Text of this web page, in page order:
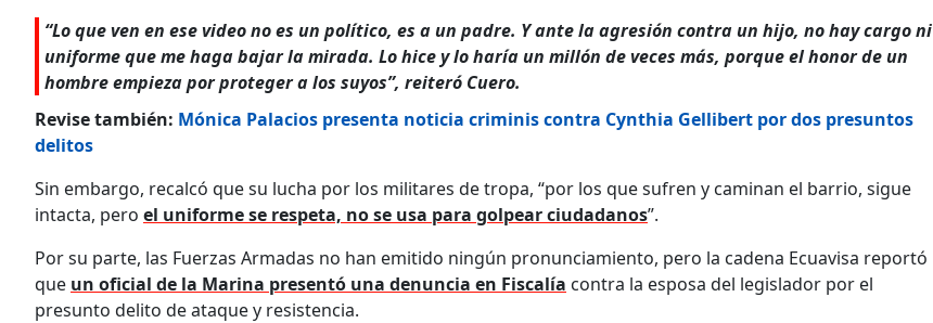
“Lo que ven en ese video no es un político, es a un padre. Y ante la agresión contra un hijo, no hay cargo ni
uniforme que me haga bajar la mirada. Lo hice y lo haría un millón de veces más, porque el honor de un
hombre empieza por proteger a los suyos”, reiteró Cuero.
Revise también: Mónica Palacios presenta noticia criminis contra Cynthia Gellibert por dos presuntos
delitos
Sin embargo, recalcó que su lucha por los militares de tropa, “por los que sufren y caminan el barrio, sigue
intacta, pero el uniforme se respeta, no se usa para golpear ciudadanos”.
Por su parte, las Fuerzas Armadas no han emitido ningún pronunciamiento, pero la cadena Ecuavisa reportó
que un oficial de la Marina presentó una denuncia en Fiscalía contra la esposa del legislador por el
presunto delito de ataque y resistencia.